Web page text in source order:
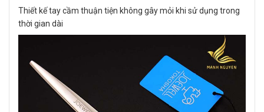
Thiết kế tay cầm thuận tiện không gây mỏi khi sử dụng trong
thời gian dài